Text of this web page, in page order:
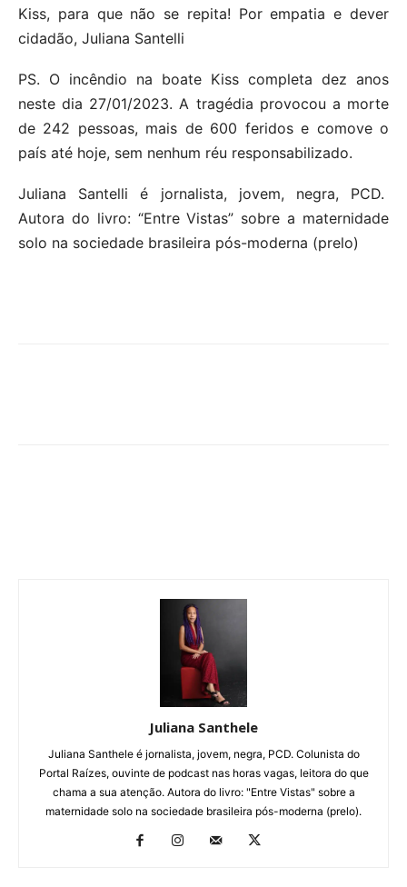
Kiss, para que não se repita! Por empatia e dever
cidadão, Juliana Santelli
PS. O incêndio na boate Kiss completa dez anos
neste dia 27/01/2023. A tragédia provocou a morte
de 242 pessoas, mais de 600 feridos e comove o
país até hoje, sem nenhum réu responsabilizado.
Juliana Santelli é jornalista, jovem, negra, PCD.
Autora do livro: “Entre Vistas” sobre a maternidade
solo na sociedade brasileira pós-moderna (prelo)
Juliana Santhele
Juliana Santhele é jornalista, jovem, negra, PCD. Colunista do
Portal Raízes, ouvinte de podcast nas horas vagas, leitora do que
chama a sua atenção. Autora do livro: "Entre Vistas" sobre a
maternidade solo na sociedade brasileira pós-moderna (prelo).